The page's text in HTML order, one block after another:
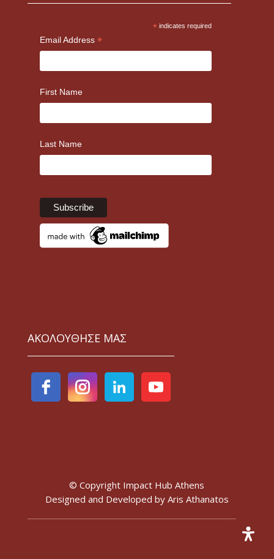
* indicates required
Email Address *
First Name
Last Name
ΑΚΟΛΟΥΘΗΣΕ ΜΑΣ
© Copyright Impact Hub Athens
Designed and Developed by Aris Athanatos